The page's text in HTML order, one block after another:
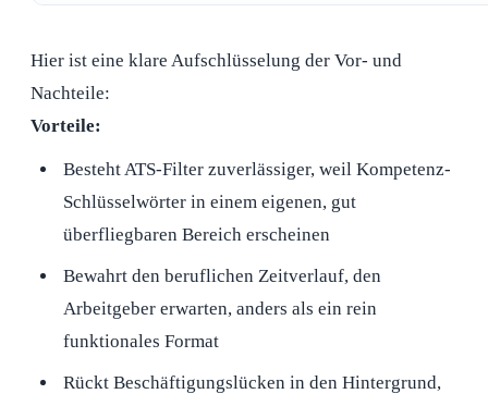
Hier ist eine klare Aufschlüsselung der Vor- und
Nachteile:
Vorteile:
Besteht ATS-Filter zuverlässiger, weil Kompetenz-
Schlüsselwörter in einem eigenen, gut
überfliegbaren Bereich erscheinen
Bewahrt den beruflichen Zeitverlauf, den
Arbeitgeber erwarten, anders als ein rein
funktionales Format
Rückt Beschäftigungslücken in den Hintergrund,